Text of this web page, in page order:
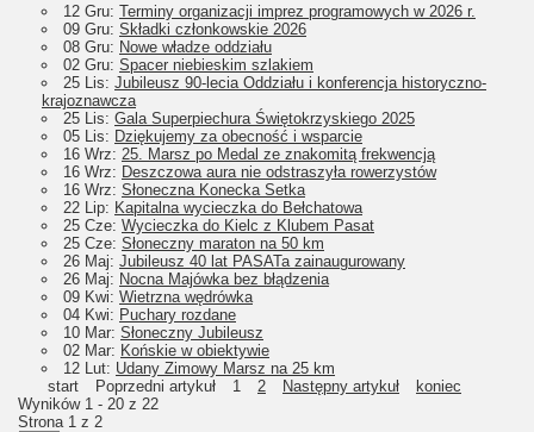
12 Gru: Terminy organizacji imprez programowych w 2026 r.
09 Gru: Składki członkowskie 2026
08 Gru: Nowe władze oddziału
02 Gru: Spacer niebieskim szlakiem
25 Lis: Jubileusz 90-lecia Oddziału i konferencja historyczno-
krajoznawcza
25 Lis: Gala Superpiechura Świętokrzyskiego 2025
05 Lis: Dziękujemy za obecność i wsparcie
16 Wrz: 25. Marsz po Medal ze znakomitą frekwencją
16 Wrz: Deszczowa aura nie odstraszyła rowerzystów
16 Wrz: Słoneczna Konecka Setka
22 Lip: Kapitalna wycieczka do Bełchatowa
25 Cze: Wycieczka do Kielc z Klubem Pasat
25 Cze: Słoneczny maraton na 50 km
26 Maj: Jubileusz 40 lat PASATa zainaugurowany
26 Maj: Nocna Majówka bez błądzenia
09 Kwi: Wietrzna wędrówka
04 Kwi: Puchary rozdane
10 Mar: Słoneczny Jubileusz
02 Mar: Końskie w obiektywie
12 Lut: Udany Zimowy Marsz na 25 km
start
Poprzedni artykuł 1 2 Następny artykuł
koniec
Wyników 1 - 20 z 22
Strona 1 z 2